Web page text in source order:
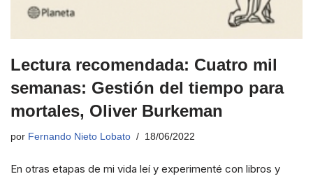
Lectura recomendada: Cuatro mil
semanas: Gestión del tiempo para
mortales, Oliver Burkeman
por Fernando Nieto Lobato 18/06/2022
En otras etapas de mi vida leí y experimenté con libros y